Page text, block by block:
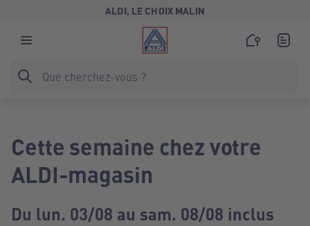
ALDI, LE CHOIX MALIN
Cette semaine chez votre
ALDI-magasin
Du lun. 03/08 au sam. 08/08 inclus